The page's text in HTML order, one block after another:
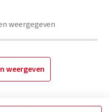
weergegeven
weergeven